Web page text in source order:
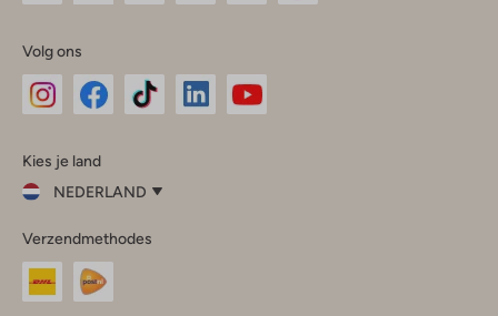
Volg ons
InstagramFacebook
Kies je land
NEDERLAND
je
land
Nederland
Verzendmethodes